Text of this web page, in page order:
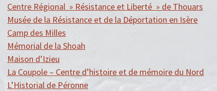
Centre Régional » Résistance et Liberté » de Thouars
Musée de la Résistance et de la Déportation en Isère
Camp des Milles
Mémorial de la Shoah
Maison d’Izieu
La Coupole – Centre d’histoire et de mémoire du Nord
L’Historial de Péronne